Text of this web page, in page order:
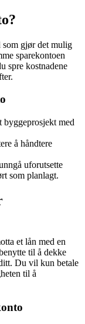
som gjør det mulig
sparekontoen
spre kostnadene
med
å håndtere
uforutsette
som planlagt.
et lån med en
til å dekke
Du vil kun betale
til å